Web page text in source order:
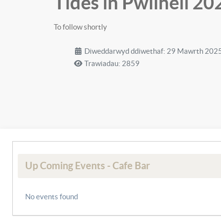
To follow shortly
Diweddarwyd ddiwethaf: 29 Mawrth
Trawiadau: 2859
Up Coming Events - Cafe Bar
No events found